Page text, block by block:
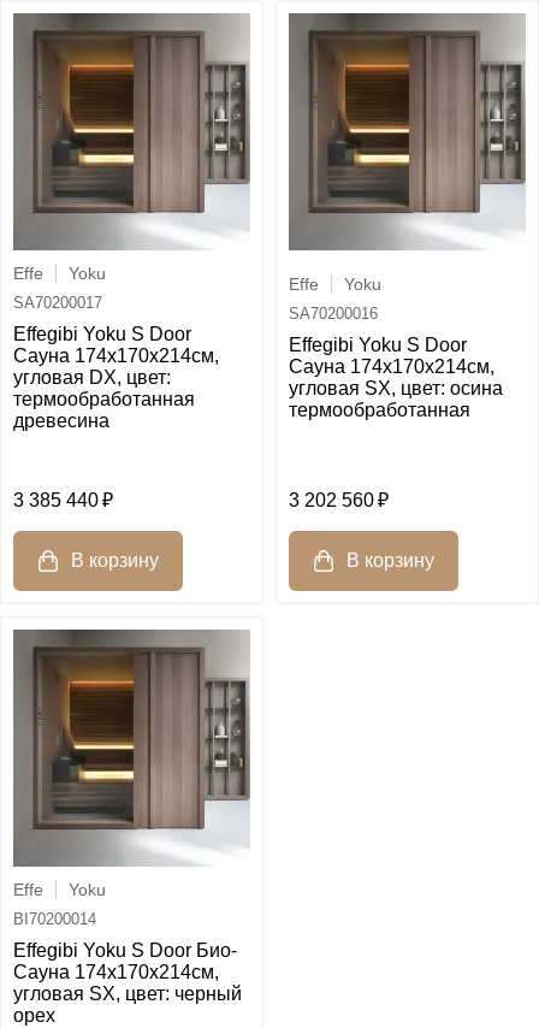
Effe Yoku
SA70200017
Effegibi Yoku S Door
Сауна 174x170х214см,
угловая DX, цвет:
термообработанная
древесина
3 385 440
Effe Yoku
SA70200016
Effegibi Yoku S Door
Сауна 174x170х214см,
угловая SX, цвет: осина
термообработанная
3 202 560
Effe Yoku
BI70200014
Effegibi Yoku S Door Био-
Сауна 174x170х214см,
угловая SX, цвет: черный
орех